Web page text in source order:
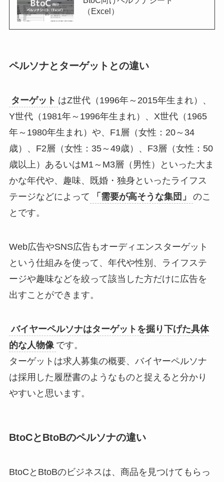
（Excel）
ペルソナとターゲットとの違い
ターゲット はZ世代（1996年～2015年生まれ）、
Y世代（1981年～1996年生まれ）、X世代（1965
年～1980年生まれ）や、F1層（女性：20～34
歳）、F2層（女性：35～49歳）、F3層（女性：50
歳以上）あるいはM1～M3層（男性）といった大ま
かな年代や、趣味、既婚・独身といったライフス
テージなどによって
「需要が高そうな集団」
のこ
とです。
Web広告やSNS広告もオーディエンスターゲット
という仕組みを使って、年代や性別、ライフステ
ージや趣味などを絞って該当した方だけに広告を
出すことができます。
バイヤーペルソナはターゲットを掘り下げた具体
的な人物像 です。
ターゲットは求人募集の概要、バイヤーペルソナ
は採用した履歴書のようなものと捉えると分かり
やすいと思います。
BtoCとBtoBのペルソナの違い
BtoCとBtoBのビジネスは、商品を見つけてもらっ